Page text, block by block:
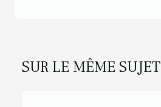
SUR LE MÊME SUJET